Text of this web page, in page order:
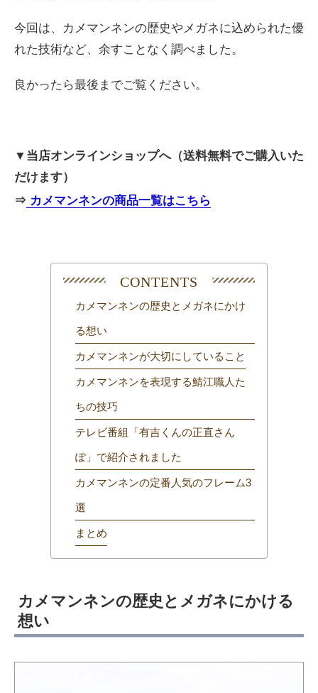
今回は、カメマンネンの歴史やメガネに込められた優
れた技術など、余すことなく調べました。
良かったら最後までご覧ください。
▼当店オンラインショップへ（送料無料でご購入いた
だけます）
⇒ カメマンネンの商品一覧はこちら
カメマンネンの歴史とメガネにかけ
る想い
カメマンネンが大切にしていること
カメマンネンを表現する鯖江職人た
ちの技巧
テレビ番組「有吉くんの正直さん
ぽ」で紹介されました
カメマンネンの定番人気のフレーム3
選
まとめ
カメマンネンの歴史とメガネにかける
想い